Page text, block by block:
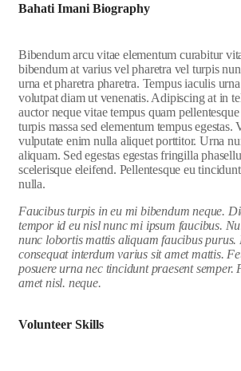
Bahati Imani Biography
Bibendum arcu vitae elementum curabitur
bibendum at varius vel pharetra vel turpis
urna et pharetra pharetra. Tempus iaculis
volutpat diam ut venenatis. Adipiscing at in
auctor neque vitae tempus quam
turpis massa sed elementum tempus egestas.
vulputate enim nulla aliquet porttitor. Urna
aliquam. Sed egestas egestas fringilla
scelerisque eleifend. Pellentesque eu
nulla.
Faucibus turpis in eu mi bibendum neque.
tempor id eu nisl nunc mi ipsum faucibus.
nunc lobortis mattis aliquam faucibus
consequat interdum varius sit amet mattis.
posuere urna nec tincidunt praesent semper.
amet nisl. neque.
Volunteer Skills